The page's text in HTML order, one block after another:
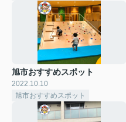
旭市おすすめスポット
2022.10.10
旭市おすすめスポット